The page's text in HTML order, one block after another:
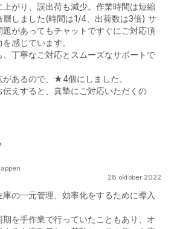
上がり、誤出荷も減少。作業時間は短縮
層しました(時間は1/4、出荷数は3倍) サ
があってもチャットですぐにご対応頂
感じています。
丁寧なご対応とスムーズなサポートで
あるので、★4個にしました。
えすると、真摯にご対応いただくの
28 oktober 2022
の一元管理、効率化をするために導入
を手作業で行っていたこともあり、オ